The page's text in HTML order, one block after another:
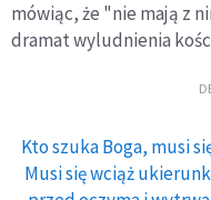
mówiąc, że "nie mają z
dramat wyludnienia
Kto szuka Boga, musi
Musi się wciąż